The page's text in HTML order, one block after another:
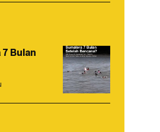
Bulan